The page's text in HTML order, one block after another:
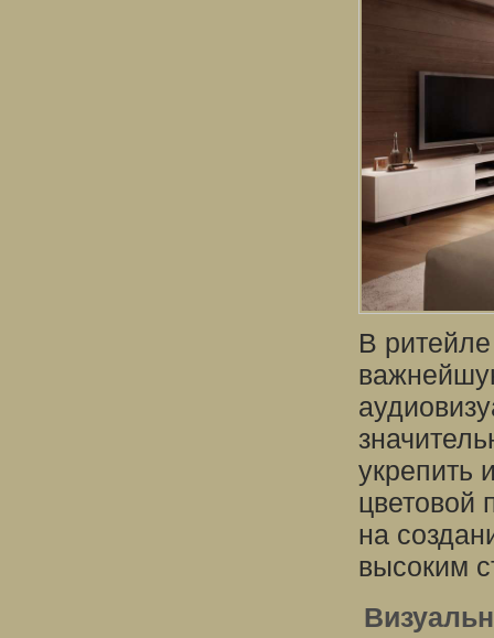
В
укрепить
цветовой
на
высоким